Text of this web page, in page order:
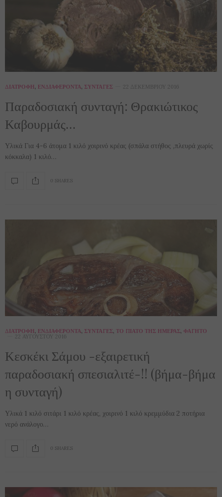
ΔΙΑΤΡΟΦΉ, ΕΝΔΙΑΦΈΡΟΝΤΑ, ΣΥΝΤΑΓΈΣ 22 ΔΕΚΕΜΒΡΊΟΥ 2016
Παραδοσιακή συνταγή: Θρακιώτικος
Καβουρμάς…
Υλικά Για 4-6 άτομα 1 κιλό χοιρινό κρέας (σπάλα στήθος ,πλευρά χωρίς
κόκκαλα) 1 κιλό…
0 SHARES
ΔΙΑΤΡΟΦΉ, ΕΝΔΙΑΦΈΡΟΝΤΑ, ΣΥΝΤΑΓΈΣ, ΤΟ ΠΙΆΤΟ ΤΗΣ ΗΜΈΡΑΣ, ΦΑΓΗΤΌ
22 ΑΥΓΟΎΣΤΟΥ 2016
Κεσκέκι Σάμου -εξαιρετική
παραδοσιακή σπεσιαλιτέ-!! (βήμα-βήμα
η συνταγή)
Υλικά 1 κιλό σιτάρι 1 κιλό κρέας, χοιρινό 1 κιλό κρεμμύδια 2 ποτήρια
νερό ανάλογο…
0 SHARES